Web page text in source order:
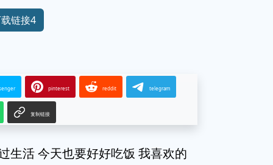
链接4
pinterest reddit telegram
复制链接
生活 今天也要好好吃饭 我喜欢的